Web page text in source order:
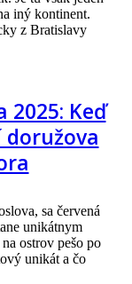
iný kontinent.
z Bratislavy
2025: Keď
sa červená
unikátnym
ostrov pešo po
unikát a čo